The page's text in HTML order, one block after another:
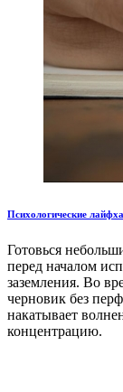
Психологические
Готовься
перед началом
заземления. Во
черновик без
накатывает
концентрацию.